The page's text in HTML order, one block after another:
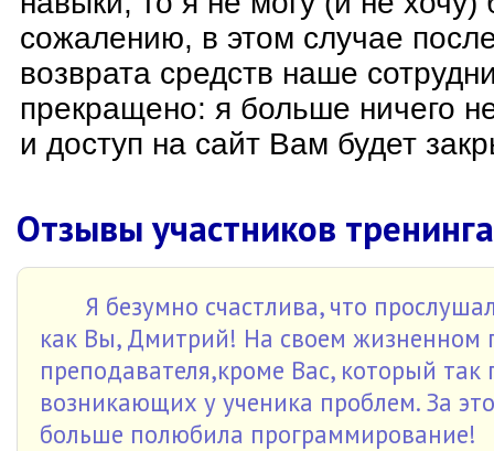
сожалению, в этом случае
возврата средств наше
прекращено: я больше ничего
и доступ на сайт Вам будет
Отзывы участников
Я безумно счастлива, что
как Вы, Дмитрий! На своем жизненном
преподавателя,кроме Вас, который
возникающих у ученика проблем. За
больше полюбила программирование!